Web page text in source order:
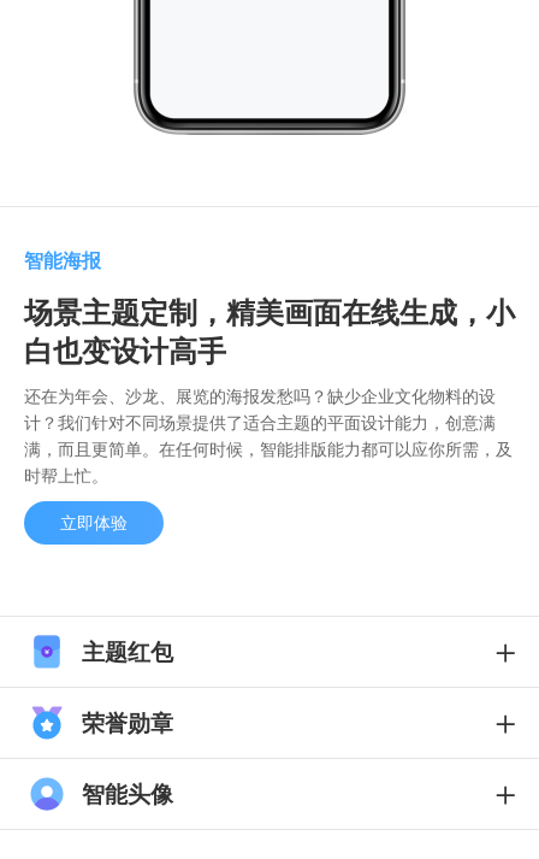
智能海报
场景主题定制，精美画面在线生成，小
白也变设计高手
还在为年会、沙龙、展览的海报发愁吗？缺少企业文化物料的设
计？我们针对不同场景提供了适合主题的平面设计能力，创意满
满，而且更简单。在任何时候，智能排版能力都可以应你所需，及
时帮上忙。
立即体验
主题红包
荣誉勋章
智能头像